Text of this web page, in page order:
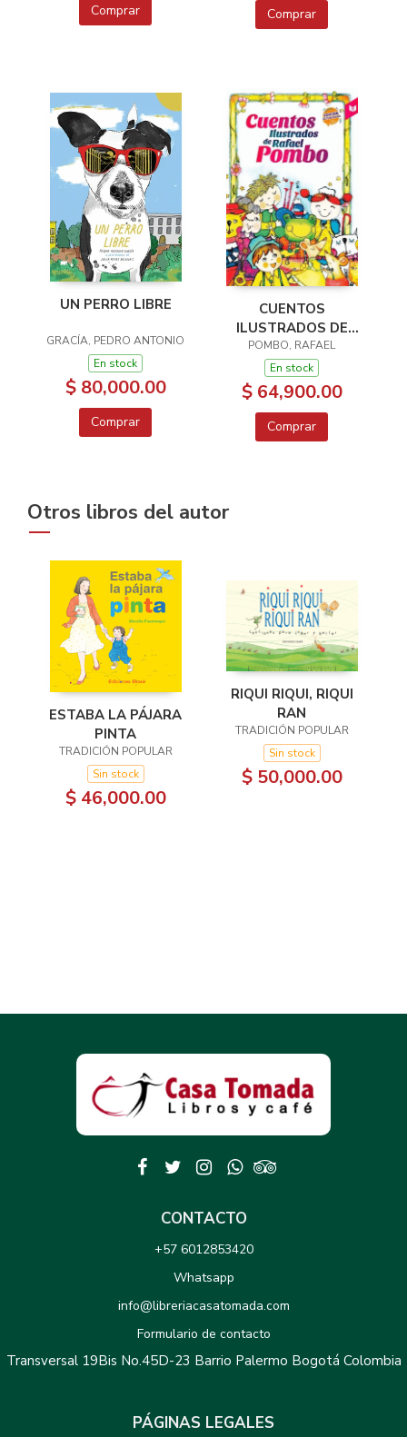
Comprar Comprar
UN PERRO LIBRE
GRACÍA, PEDRO ANTONIO
En stock
$ 80,000.00
Comprar
CUENTOS
ILUSTRADOS DE
RAFAEL POMBO
POMBO, RAFAEL
En stock
$ 64,900.00
Comprar
Otros libros del autor
ESTABA LA PÁJARA
PINTA
TRADICIÓN POPULAR
Sin stock
$ 46,000.00
RIQUI RIQUI, RIQUI
RAN
TRADICIÓN POPULAR
Sin stock
$ 50,000.00
CONTACTO
+57 6012853420
Whatsapp
info@libreriacasatomada.com
Formulario de contacto
Transversal 19Bis No.45D-23 Barrio Palermo Bogotá Colombia
PÁGINAS LEGALES